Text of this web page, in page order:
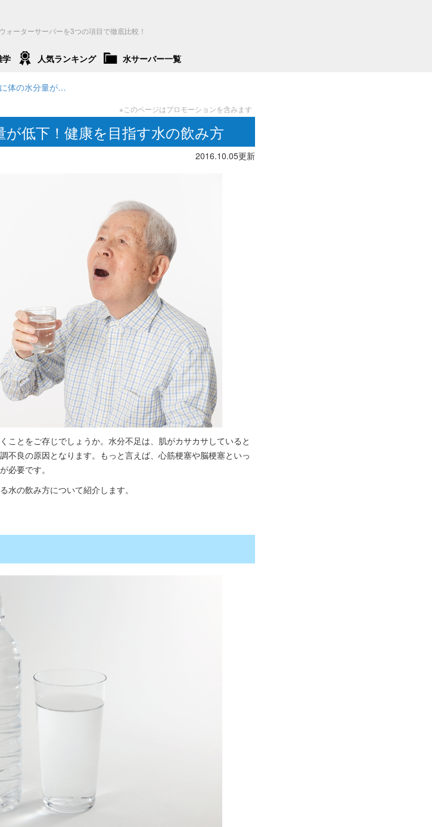
ウォーターサーバーを3つの項目で徹底比較！
学 人気ランキング 水サーバー一覧
体の水分量が…
低下！健康を目指す水の飲み方
2016.10.05更新
ことをご存じでしょうか。水分不足は、肌がカサカサしていると
不良の原因となります。もっと言えば、心筋梗塞や脳梗塞といっ
必要です。
水の飲み方について紹介します。